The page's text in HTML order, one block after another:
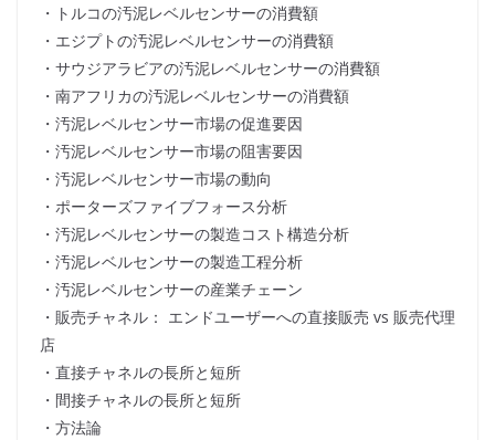
・トルコの汚泥レベルセンサーの消費額
・エジプトの汚泥レベルセンサーの消費額
・サウジアラビアの汚泥レベルセンサーの消費額
・南アフリカの汚泥レベルセンサーの消費額
・汚泥レベルセンサー市場の促進要因
・汚泥レベルセンサー市場の阻害要因
・汚泥レベルセンサー市場の動向
・ポーターズファイブフォース分析
・汚泥レベルセンサーの製造コスト構造分析
・汚泥レベルセンサーの製造工程分析
・汚泥レベルセンサーの産業チェーン
・販売チャネル： エンドユーザーへの直接販売 vs 販売代理
店
・直接チャネルの長所と短所
・間接チャネルの長所と短所
・方法論